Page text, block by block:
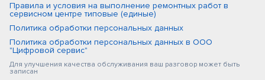
Правила и условия на выполнение ремонтных работ в
сервисном центре типовые (единые)
Политика обработки персональных данных
Политика обработки персональных данных в ООО
"Цифровой сервис"
Для улучшения качества обслуживания ваш разговор может быть
записан